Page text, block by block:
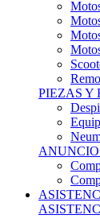
PIEZAS Y